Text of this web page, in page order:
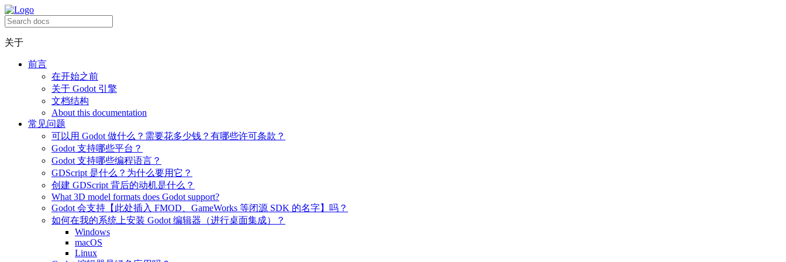
关于
前言
在开始之前
关于 Godot 引擎
文档结构
About this documentation
常见问题
可以用 Godot 做什么？需要花多少钱？有哪些许可条款？
Godot 支持哪些平台？
Godot 支持哪些编程语言？
GDScript 是什么？为什么要用它？
创建 GDScript 背后的动机是什么？
What 3D model formats does Godot support?
Godot 会支持【此处插入 FMOD、GameWorks 等闭源 SDK 的名字】吗？
如何在我的系统上安装 Godot 编辑器（进行桌面集成）？
Windows
macOS
Linux